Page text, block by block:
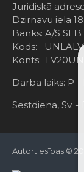
Juridiskā
Dzirnavu iela
Banks: A/S
Kods:
Konts:
Darba laiks: P -
Sestdiena, Sv. -
Autortiesības ©